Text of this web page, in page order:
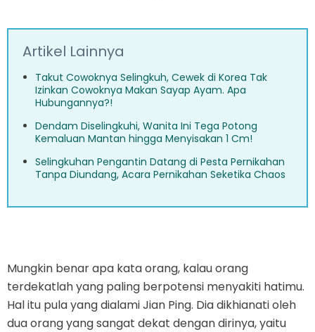
Artikel Lainnya
Takut Cowoknya Selingkuh, Cewek di Korea Tak
Izinkan Cowoknya Makan Sayap Ayam. Apa
Hubungannya?!
Dendam Diselingkuhi, Wanita Ini Tega Potong
Kemaluan Mantan hingga Menyisakan 1 Cm!
Selingkuhan Pengantin Datang di Pesta Pernikahan
Tanpa Diundang, Acara Pernikahan Seketika Chaos
Mungkin benar apa kata orang, kalau orang
terdekatlah yang paling berpotensi menyakiti hatimu.
Hal itu pula yang dialami Jian Ping. Dia dikhianati oleh
dua orang yang sangat dekat dengan dirinya, yaitu